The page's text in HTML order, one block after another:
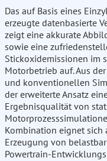
Das auf Basis eines
erzeugte datenbasierte
zeigt eine akkurate
sowie eine
Stickoxidemissionen im
Motorbetrieb auf. Aus
und konventionellen
der erweiterte Ansatz
Ergebnisqualität von
Kombination eignet sich
Erzeugung von
Powertrain-